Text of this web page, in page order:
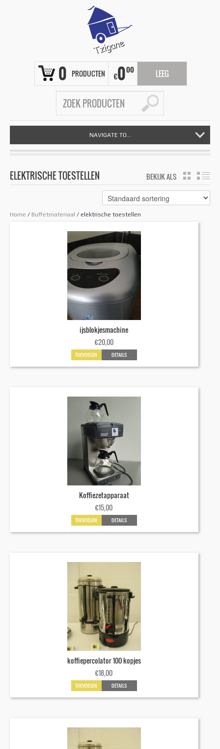
0 PRODUCTEN €000 LEEG
NAVIGATE TO...
ELEKTRISCHE TOESTELLEN BEKIJK ALS GRID
Home / Buffetmateriaal / elektrische toestellen
ijsblokjesmachine
€20,00
TOEVOEGEN DETAILS
Koffiezetapparaat
€15,00
TOEVOEGEN DETAILS
koffiepercolator 100 kopjes
€18,00
TOEVOEGEN DETAILS